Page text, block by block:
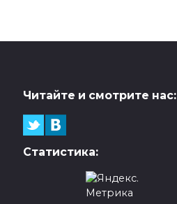
Читайте и смотрите нас:
Статистика: